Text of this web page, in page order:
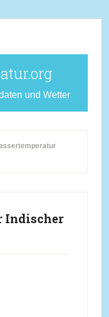
und Wetter
Indischer